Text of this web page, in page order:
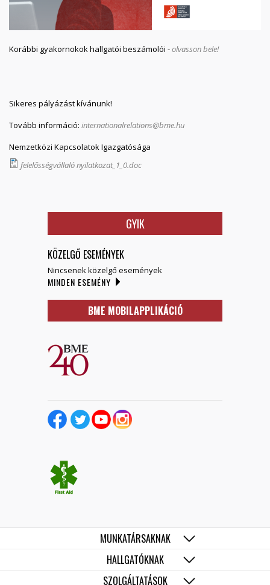
Korábbi gyakornokok hallgatói beszámolói -olvasson bele!
Sikeres pályázást kívánunk!
Tovább információ: internationalrelations@bme.hu
Nemzetközi Kapcsolatok Igazgatósága
felelősségvállaló nyilatkozat_1_0.doc
GYIK
KÖZELGŐ ESEMÉNYEK
Nincsenek közelgő események
MINDEN ESEMÉNY
BME MOBILAPPLIKÁCIÓ
MUNKATÁRSAKNAK
HALLGATÓKNAK
SZOLGÁLTATÁSOK